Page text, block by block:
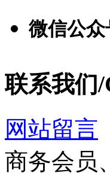
微信公众
联系我们
网站留言
商务会员